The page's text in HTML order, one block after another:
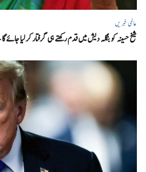
عالمی خبریں
شیخ حسینہ کو بنگلہ دیش میں قدم رکھتے ہی گرفتار کر لیا جائے